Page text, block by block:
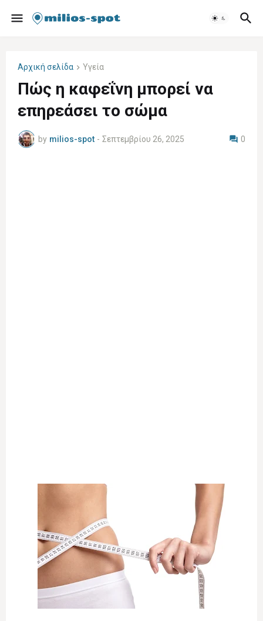
Αρχική σελίδα Υγεία
Πώς η καφεΐνη μπορεί να
επηρεάσει το σώμα
by milios-spot - Σεπτεμβρίου 26, 2025 0